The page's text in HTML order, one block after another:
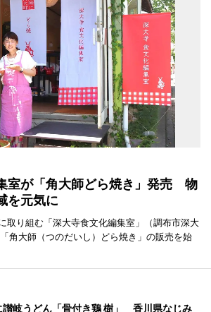
室が「角大師どら焼き」発売 物
を元気に
取り組む「深大寺食文化編集室」（調布市深大
角大師（つのだいし）どら焼き」の販売を始
讃岐うどん「骨付き鶏 樹」 香川県なじみ